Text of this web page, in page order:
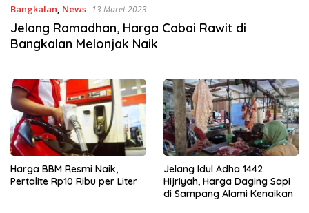
Bangkalan, News 13 Maret 2023
Jelang Ramadhan, Harga Cabai Rawit di
Bangkalan Melonjak Naik
Harga BBM Resmi Naik,
Pertalite Rp10 Ribu per Liter
Jelang Idul Adha 1442
Hijriyah, Harga Daging Sapi
di Sampang Alami Kenaikan